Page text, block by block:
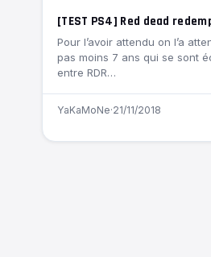
[TEST PS4] Red dead
Pour l’avoir attendu on l’a
pas moins 7 ans qui se sont
entre RDR…
YaKaMoNe·21/11/2018